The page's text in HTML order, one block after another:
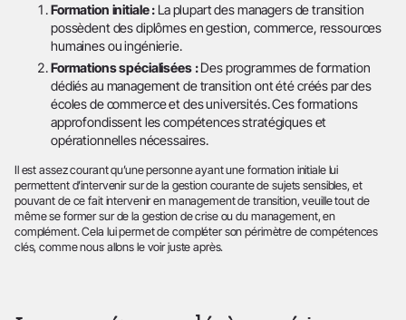
Formation initiale : La plupart des managers de transition
possèdent des diplômes en gestion, commerce, ressources
humaines ou ingénierie.
Formations spécialisées :Des programmes de formation
dédiés au management de transition ont été créés par des
écoles de commerce et des universités. Ces formations
approfondissent les compétences stratégiques et
opérationnelles nécessaires.
Il est assez courant qu’une personne ayant une formation initiale lui
permettent d’intervenir sur de la gestion courante de sujets sensibles, et
pouvant de ce fait intervenir en management de transition, veuille tout de
même se former sur de la gestion de crise ou du management, en
complément. Cela lui permet de compléter son périmètre de compétences
clés, comme nous allons le voir juste après.